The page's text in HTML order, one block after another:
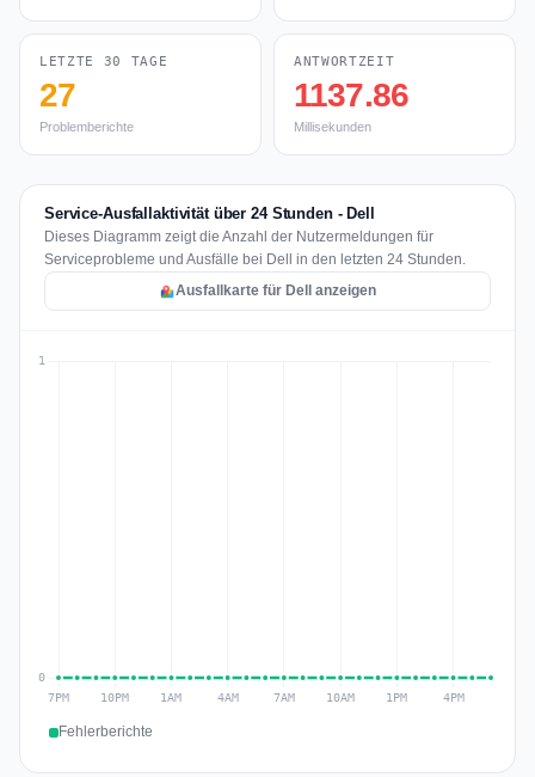
LETZTE 30 TAGE
27
Problemberichte
ANTWORTZEIT
1137.86
Millisekunden
Service-Ausfallaktivität über 24 Stunden - Dell
Dieses Diagramm zeigt die Anzahl der Nutzermeldungen für
Serviceprobleme und Ausfälle bei Dell in den letzten 24 Stunden.
Ausfallkarte für Dell anzeigen
Fehlerberichte